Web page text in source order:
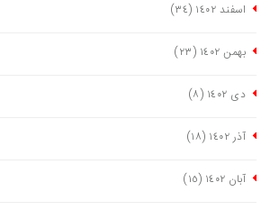
اسفند ١٤٠٢ (٣٤)
بهمن ١٤٠٢ (٢٣)
دی ١٤٠٢ (٨)
آذر ١٤٠٢ (١٨)
آبان ١٤٠٢ (١٥)